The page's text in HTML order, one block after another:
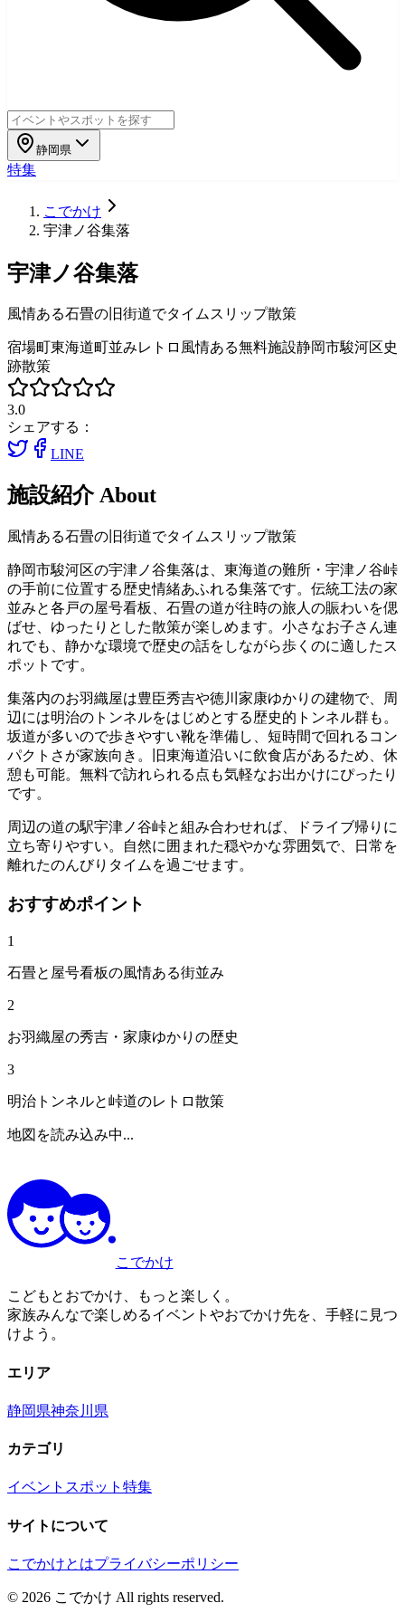
静岡県
特集
こでかけ
宇津ノ谷集落
宇津ノ谷集落
風情ある石畳の旧街道でタイムスリップ散策
宿場町東海道町並みレトロ 風情ある無料施設静岡市駿河区史
跡散策
3.0
シェアする：
LINE
施設紹介 About
風情ある石畳の旧街道でタイムスリップ散策
静岡市駿河区の宇津ノ谷集落は、東海道の難所・宇津ノ谷峠
の手前に位置する歴史情緒あふれる集落です。伝統工法の家
並みと各戸の屋号看板、石畳の道が往時の旅人の賑わいを偲
ばせ、ゆったりとした散策が楽しめます。小さなお子さん連
れでも、静かな環境で歴史の話をしながら歩くのに適したス
ポットです。
集落内のお羽織屋は豊臣秀吉や徳川家康ゆかりの建物で、周
辺には明治のトンネルをはじめとする歴史的トンネル群も。
坂道が多いので歩きやすい靴を準備し、短時間で回れるコン
パクトさが家族向き。旧東海道沿いに飲食店があるため、休
憩も可能。無料で訪れられる点も気軽なお出かけにぴったり
です。
周辺の道の駅宇津ノ谷峠と組み合わせれば、ドライブ帰りに
立ち寄りやすい。自然に囲まれた穏やかな雰囲気で、日常を
離れたのんびりタイムを過ごせます。
おすすめポイント
1
石畳と屋号看板の風情ある街並み
2
お羽織屋の秀吉・家康ゆかりの歴史
3
明治トンネルと峠道のレトロ散策
地図を読み込み中...
こでかけ
こどもとおでかけ、もっと楽しく。
家族みんなで楽しめるイベントやおでかけ先を、手軽に見つ
けよう。
エリア
静岡県神奈川県
カテゴリ
イベント スポット 特集
サイトについて
こでかけとはプライバシーポリシー
© 2026 こでかけ All rights reserved.